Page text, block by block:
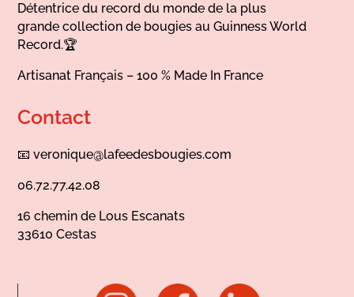
Détentrice du record du monde de la plus
grande collection de bougies au Guinness World
Record.🏆
Artisanat Français – 100 % Made In France
Contact
📧veronique@lafeedesbougies.com
06.72.77.42.08
16 chemin de Lous Escanats
33610 Cestas